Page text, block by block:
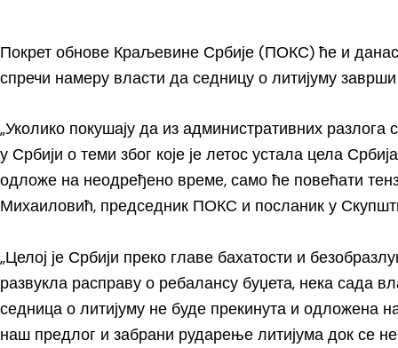
Покрет обнове Краљевине Србије (ПОКС) ће и
спречи намеру власти да седницу о литијуму заврши
„Уколико покушају да из административних
у Србији о теми због које је летос устала цела
одложе на неодређено време, само ће повећати
Михаиловић, председник ПОКС и посланик у
„Целој је Србији преко главе бахатости и
развукла расправу о ребалансу буџета, нека сада
седница о литијуму не буде прекинута и одложена
наш предлог и забрани рударење литијума док се не